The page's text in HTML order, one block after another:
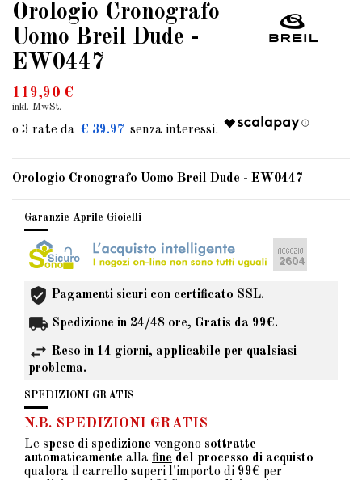
Orologio Cronografo
Uomo Breil Dude -
EW0447
119,90 €
inkl. MwSt.
€ 39.97
Orologio Cronografo Uomo Breil Dude - EW0447
Garanzie Aprile Gioielli
Pagamenti sicuri con certificato SSL.
Spedizione in 24/48 ore, Gratis da 99€.
Reso in 14 giorni, applicabile per qualsiasi
problema.
SPEDIZIONI GRATIS
N.B. SPEDIZIONI GRATIS
Le spese di spedizione vengono sottratte
automaticamente alla fine del processo di acquisto
qualora il carrello superi l'importo di 99€ per